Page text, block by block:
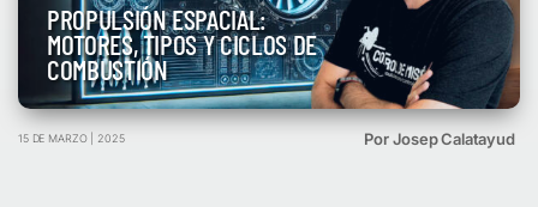
PROPULSIÓN ESPACIAL:
MOTORES, TIPOS Y CICLOS DE
COMBUSTIÓN
15 DE MARZO | 2025 Por Josep Calatayud